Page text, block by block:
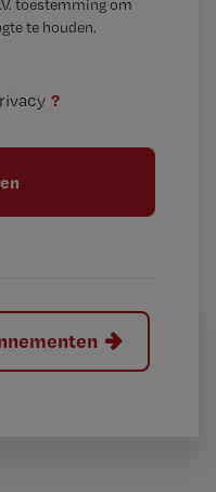
toestemming om
te houden.
?